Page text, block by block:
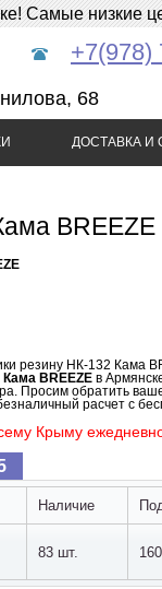
Самые низкие
+7(978)
68
ДОСТАВКА И
BREEZE
резину НК-132 Кама
Кама BREEZE в
Просим обратить
расчет с
Крыму
Наличие
83 шт.